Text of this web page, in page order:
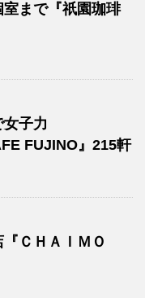
まで『祇園珈琲
子力
FUJINO』215軒
ＣＨＡＩＭＯ